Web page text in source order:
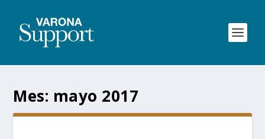
Mes: mayo 2017